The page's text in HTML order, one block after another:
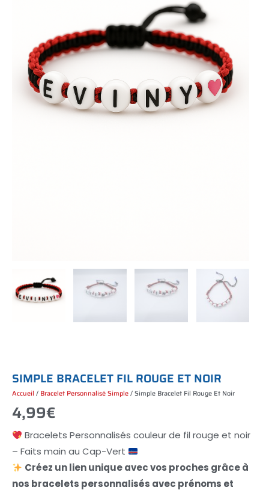
SIMPLE BRACELET FIL ROUGE ET NOIR
Accueil / Bracelet Personnalisé Simple/ Simple Bracelet Fil Rouge Et Noir
4,99€
Bracelets Personnalisés couleur de fil rouge et noir
– Faits main au Cap-Vert
Créez un lien unique avec vos proches grâce à
nos bracelets personnalisés avec prénoms et